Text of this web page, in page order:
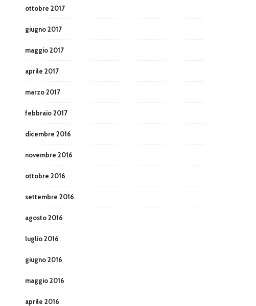
ottobre 2017
giugno 2017
maggio 2017
aprile 2017
marzo 2017
febbraio 2017
dicembre 2016
novembre 2016
ottobre 2016
settembre 2016
agosto 2016
luglio 2016
giugno 2016
maggio 2016
aprile 2016